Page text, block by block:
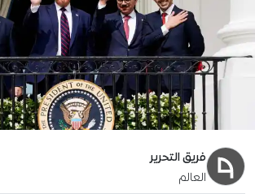
فريق التحرير
العالم